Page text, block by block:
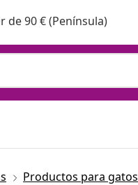
de 90 € (Península)
Productos para gatos